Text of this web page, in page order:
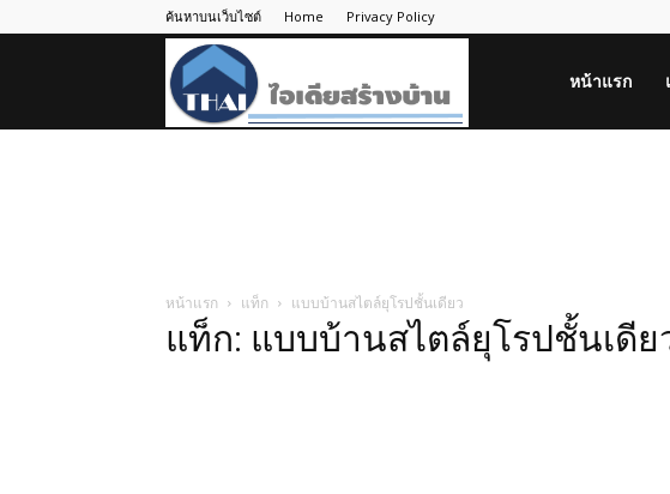
ค้นหาบนเว็บไซต์ Home Privacy Policy
บ้าน
หน้าแรก
หน้าแรก แท็ก แบบบ้านสไตล์ยุโรปชั้นเดียว
แท็ก: แบบบ้านสไตล์ยุโรปชั้นเดีย